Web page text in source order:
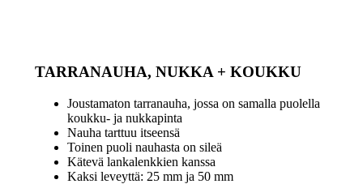
TARRANAUHA, NUKKA + KOUKKU
Joustamaton tarranauha, jossa on samalla puolella
koukku- ja nukkapinta
Nauha tarttuu itseensä
Toinen puoli nauhasta on sileä
Kätevä lankalenkkien kanssa
Kaksi leveyttä: 25 mm ja 50 mm